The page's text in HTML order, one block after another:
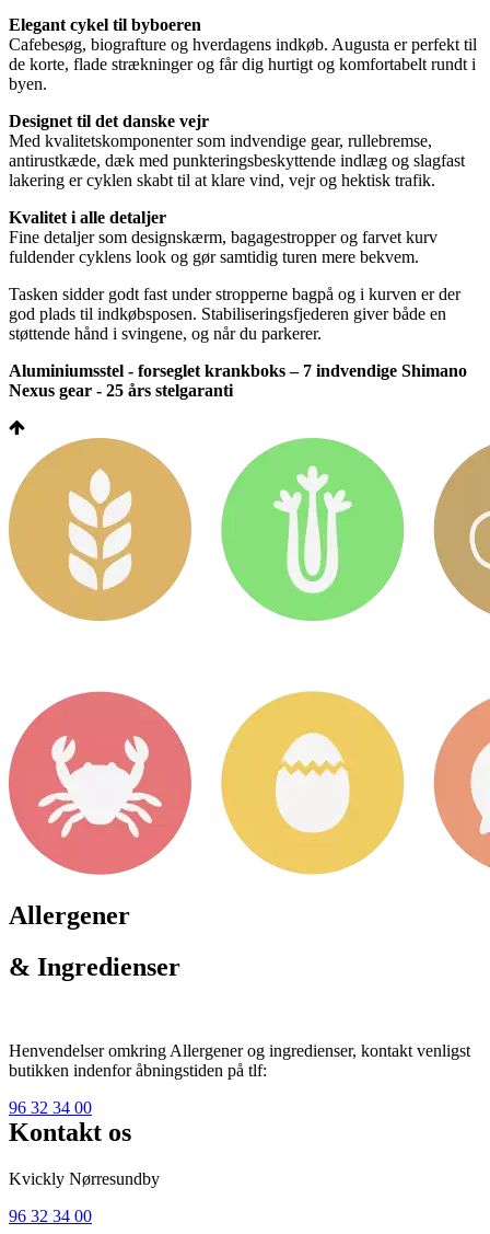
Elegant cykel til byboeren
Cafebesøg, biografture og hverdagens indkøb. Augusta er perfekt til
de korte, flade strækninger og får dig hurtigt og komfortabelt rundt i
byen.
Designet til det danske vejr
Med kvalitetskomponenter som indvendige gear, rullebremse,
antirustkæde, dæk med punkteringsbeskyttende indlæg og slagfast
lakering er cyklen skabt til at klare vind, vejr og hektisk trafik.
Kvalitet i alle detaljer
Fine detaljer som designskærm, bagagestropper og farvet kurv
fuldender cyklens look og gør samtidig turen mere bekvem.
Tasken sidder godt fast under stropperne bagpå og i kurven er der
god plads til indkøbsposen. Stabiliseringsfjederen giver både en
støttende hånd i svingene, og når du parkerer.
Aluminiumsstel - forseglet krankboks – 7 indvendige Shimano
Nexus gear - 25 års stelgaranti
Allergener
& Ingredienser
Henvendelser omkring Allergener og ingredienser, kontakt venligst
butikken indenfor åbningstiden på tlf:
96 32 34 00
Kontakt os
Kvickly Nørresundby
96 32 34 00